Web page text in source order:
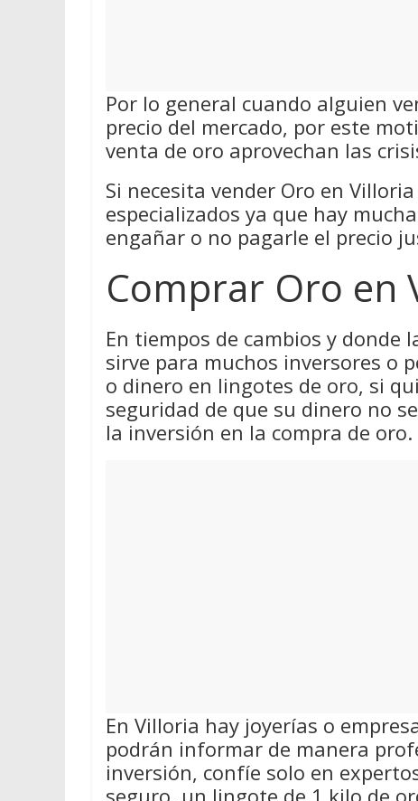
Por lo general cuando alguien
precio del mercado, por este
venta de oro aprovechan las
Si necesita vender Oro en
especializados ya que hay
engañar o no pagarle el precio
Comprar Oro en
En tiempos de cambios y donde
sirve para muchos inversores o
o dinero en lingotes de oro, si
seguridad de que su dinero no
la inversión en la compra de oro.
En Villoria hay joyerías o
podrán informar de manera
inversión, confíe solo en